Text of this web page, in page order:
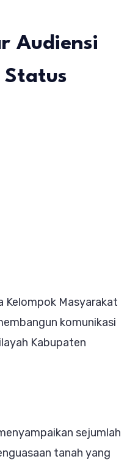
Audiensi
Status
Kelompok Masyarakat
komunikasi
Kabupaten
sejumlah
tanah yang